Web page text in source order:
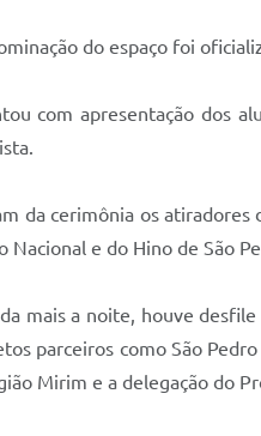
do espaço foi
com apresentação dos
da cerimônia os
Nacional e do Hino de São
mais a noite, houve
parceiros como São
Mirim e a delegação do